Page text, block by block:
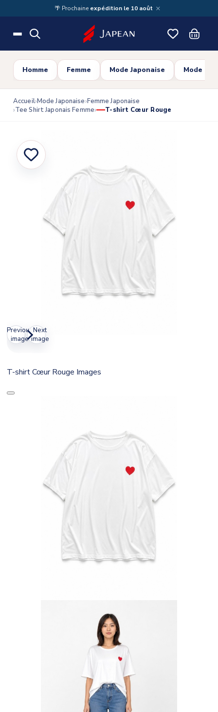
Skip to main content🌴 Prochaine expédition le 10 août ×
Homme Femme Mode Japonaise Mode
Accueil Mode Japonaise Femme Japonaise
Tee Shirt Japonais Femme
T-shirt Cœur Rouge
Previous
image
Next
image
T-shirt Cœur Rouge Images